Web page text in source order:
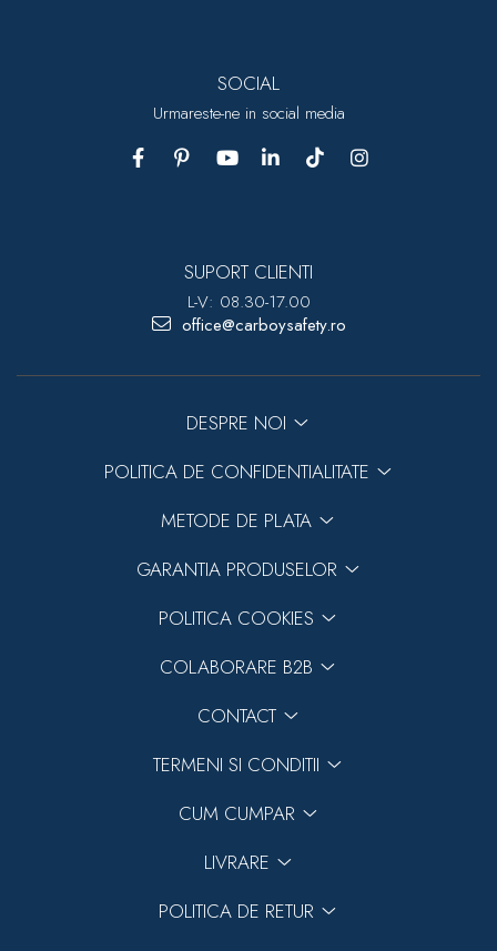
SOCIAL
Urmareste-ne in social media
SUPORT CLIENTI
L-V: 08.30-17.00
office@carboysafety.ro
DESPRE NOI
POLITICA DE CONFIDENTIALITATE
METODE DE PLATA
GARANTIA PRODUSELOR
POLITICA COOKIES
COLABORARE B2B
CONTACT
TERMENI SI CONDITII
CUM CUMPAR
LIVRARE
POLITICA DE RETUR